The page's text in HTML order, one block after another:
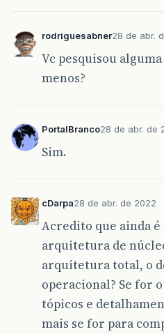
rodriguesabner28 de abr.
Vc pesquisou
menos?
PortalBranco28 de abr. de
Sim.
cDarpa28 de abr. de 2022
Acredito que ainda é
arquitetura de
arquitetura total, o
operacional? Se for
tópicos e
mais se for para